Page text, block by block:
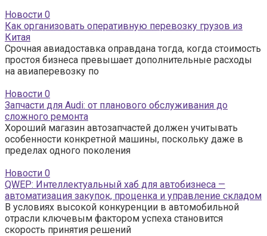
Новости 0
Как организовать оперативную перевозку грузов из
Китая
Срочная авиадоставка оправдана тогда, когда стоимость
простоя бизнеса превышает дополнительные расходы
на авиаперевозку по
Новости 0
Запчасти для Audi: от планового обслуживания до
сложного ремонта
Хороший магазин автозапчастей должен учитывать
особенности конкретной машины, поскольку даже в
пределах одного поколения
Новости 0
QWEP: Интеллектуальный хаб для автобизнеса —
автоматизация закупок, проценка и управление складом
В условиях высокой конкуренции в автомобильной
отрасли ключевым фактором успеха становится
скорость принятия решений